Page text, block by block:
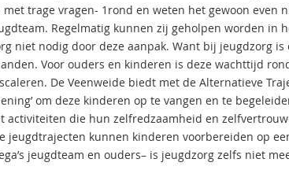
trage vragen- 1rond en weten het gewoon even
Regelmatig kunnen zij geholpen worden in
niet nodig door deze aanpak. Want bij jeugdzorg
Voor ouders en kinderen is deze wachttijd
De Veenweide biedt met de Alternatieve
om deze kinderen op te vangen en te
activiteiten die hun zelfredzaamheid en
jeugdtrajecten kunnen kinderen voorbereiden op
jeugdteam en ouders– is jeugdzorg zelfs niet